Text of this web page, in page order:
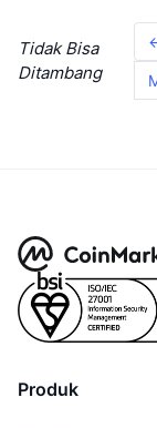
Tidak Bisa
Ditambang
Produk